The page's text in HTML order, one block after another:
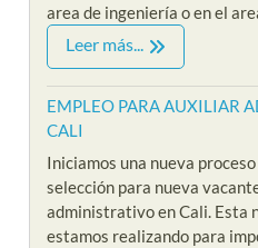
area de ingeniería o en el
Leer más...
EMPLEO PARA AUXILIAR
CALI
Iniciamos una nueva
selección para nueva
administrativo en Cali. Esta
estamos realizando para